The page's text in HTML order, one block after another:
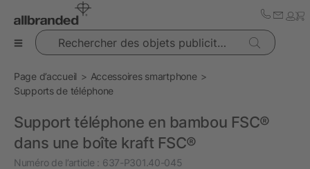
Rechercher des objets publicitaires
Page d’accueil
Accessoires smartphone
Supports de téléphone
Support téléphone en bambou FSC®
dans une boîte kraft FSC®
Numéro de l’article : 637-P301.40-045